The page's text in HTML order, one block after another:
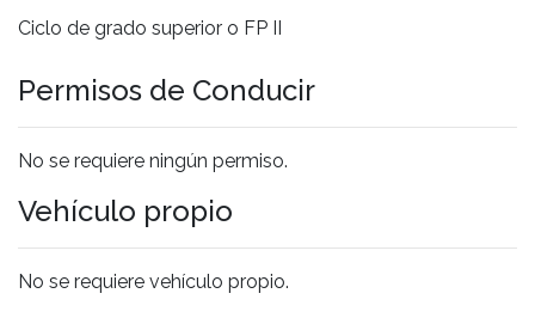
Ciclo de grado superior o FP II
Permisos de Conducir
No se requiere ningún permiso.
Vehículo propio
No se requiere vehículo propio.